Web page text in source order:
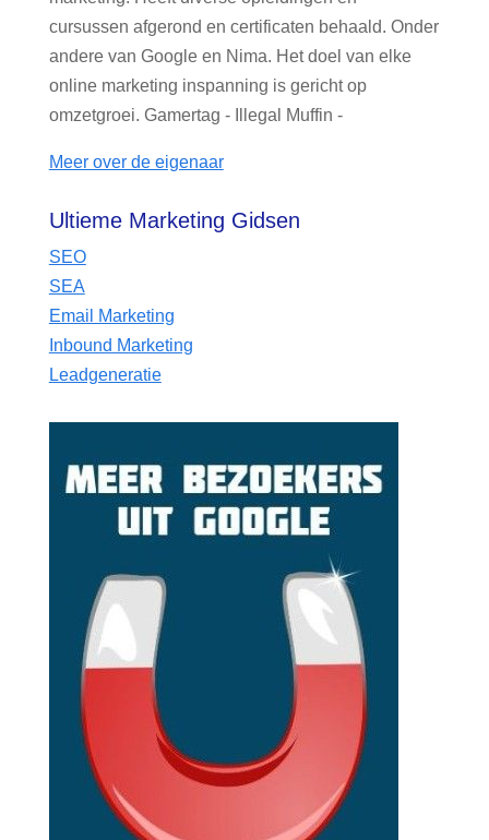
cursussen afgerond en certificaten behaald. Onder
andere van Google en Nima. Het doel van elke
online marketing inspanning is gericht op
omzetgroei. Gamertag - Illegal Muffin -
Meer over de eigenaar
Ultieme Marketing Gidsen
SEO
SEA
Email Marketing
Inbound Marketing
Leadgeneratie